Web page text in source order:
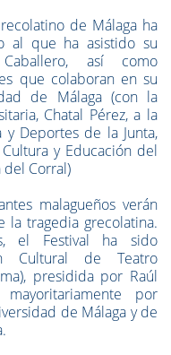
de Málaga ha
al que ha asistido su
así como
que colaboran en su
de Málaga (con la
Chatal Pérez, a la
y Deportes de la Junta,
y Educación del
del Corral)
malagueños verán
la tragedia grecolatina.
el Festival ha sido
Cultural de Teatro
presidida por Raúl
por
de Málaga y de